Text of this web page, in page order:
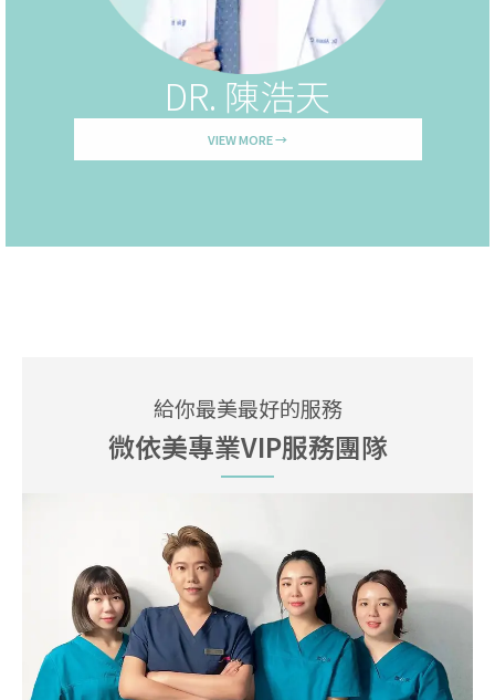
DR. 陳浩天
VIEW MORE →
給你最美最好的服務
微依美專業VIP服務團隊